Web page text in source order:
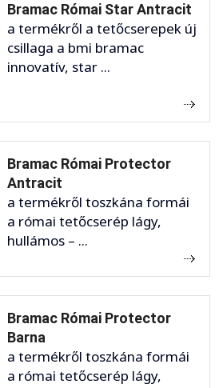
Bramac Római Star Antracit
a termékről a tetőcserepek új
csillaga a bmi bramac
innovatív, star ...
Bramac Római Protector
Antracit
a termékről toszkána formái
a római tetőcserép lágy,
hullámos – ...
Bramac Római Protector
Barna
a termékről toszkána formái
a római tetőcserép lágy,